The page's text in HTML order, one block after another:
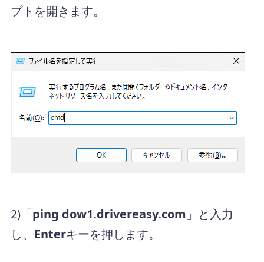
プトを開きます。
2)「ping dow1.drivereasy.com 」と入力
し、 Enterキーを押します。